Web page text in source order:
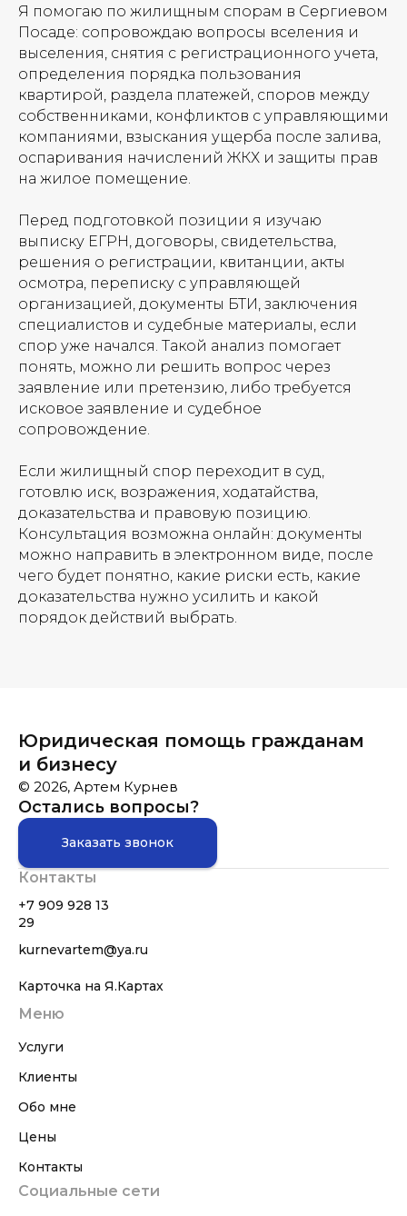
Я помогаю по жилищным спорам в Сергиевом
Посаде: сопровождаю вопросы вселения и
выселения, снятия с регистрационного учета,
определения порядка пользования
квартирой, раздела платежей, споров между
собственниками, конфликтов с управляющими
компаниями, взыскания ущерба после залива,
оспаривания начислений ЖКХ и защиты прав
на жилое помещение.
Перед подготовкой позиции я изучаю
выписку ЕГРН, договоры, свидетельства,
решения о регистрации, квитанции, акты
осмотра, переписку с управляющей
организацией, документы БТИ, заключения
специалистов и судебные материалы, если
спор уже начался. Такой анализ помогает
понять, можно ли решить вопрос через
заявление или претензию, либо требуется
исковое заявление и судебное
сопровождение.
Если жилищный спор переходит в суд,
готовлю иск, возражения, ходатайства,
доказательства и правовую позицию.
Консультация возможна онлайн: документы
можно направить в электронном виде, после
чего будет понятно, какие риски есть, какие
доказательства нужно усилить и какой
порядок действий выбрать.
Юридическая помощь гражданам
и бизнесу
© 2026, Артем Курнев
Остались вопросы?
Заказать звонок
Контакты
+7 909 928 13
29
kurnevartem@ya.ru
Карточка на Я.Картах
Меню
Услуги
Клиенты
Обо мне
Цены
Контакты
Социальные сети